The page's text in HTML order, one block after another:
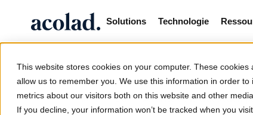
This website stores cookies on your computer. These
allow us to remember you. We use this information in order
metrics about our visitors both on this website and other
If you decline, your information won’t be tracked when you
Solutions Technologie
Home / Lia / Sécurité de la traduction